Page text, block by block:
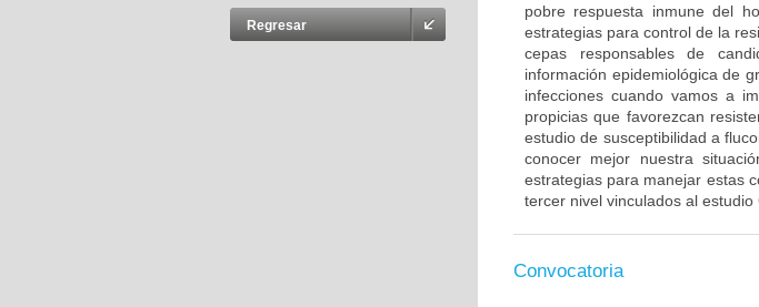
Regresar
pobre respuesta inmune del
estrategias para control de la
cepas responsables de
información epidemiológica de
infecciones cuando vamos a
propicias que favorezcan
estudio de susceptibilidad a
conocer mejor nuestra
estrategias para manejar estas
tercer nivel vinculados al estudio
Convocatoria